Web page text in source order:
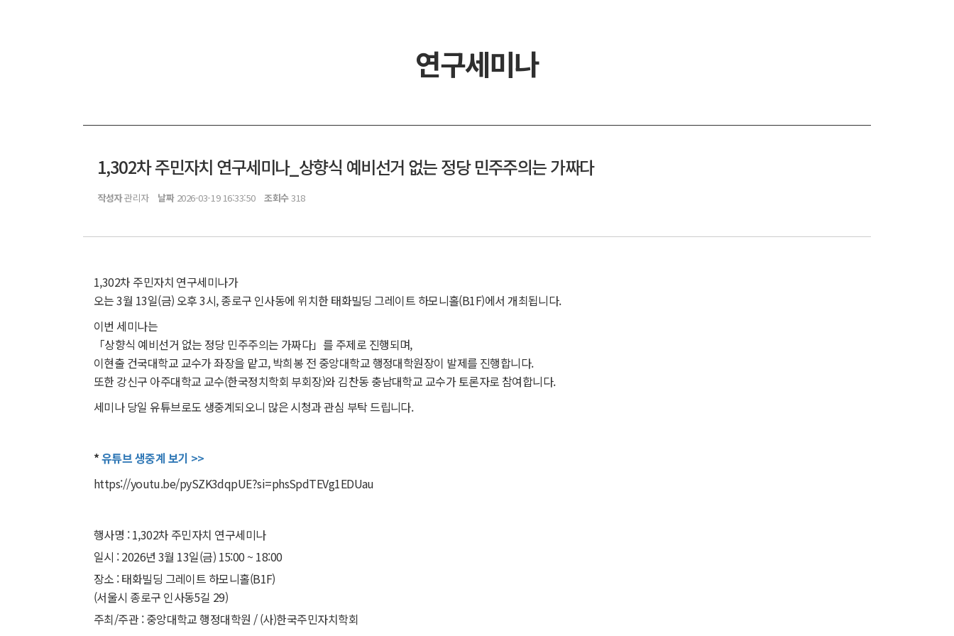
연구세미나
1,302차 주민자치 연구세미나_상향식 예비선거 없는 정당 민주주의는 가짜다
작성자관리자 날짜2026-03-19 16:33:50 조회수318
1,302차 주민자치 연구세미나가
오는 3월 13일(금) 오후 3시, 종로구 인사동에 위치한 태화빌딩 그레이트 하모니홀(B1F)에서 개최됩니다.
이번 세미나는
「상향식 예비선거 없는 정당 민주주의는 가짜다」를 주제로 진행되며,
이현출 건국대학교 교수가 좌장을 맡고, 박희봉 전 중앙대학교 행정대학원장이 발제를 진행합니다.
또한 강신구 아주대학교 교수(한국정치학회 부회장)와 김찬동 충남대학교 교수가 토론자로 참여합니다.
세미나 당일 유튜브로도 생중계되오니 많은 시청과 관심 부탁 드립니다.
*유튜브 생중계 보기 >>
https://youtu.be/pySZK3dqpUE?si=phsSpdTEVg1EDUau
행사명 : 1,302차 주민자치 연구세미나
일시 : 2026년 3월 13일(금) 15:00 ~ 18:00
장소 : 태화빌딩 그레이트 하모니홀(B1F)
(서울시 종로구 인사동5길 29)
주최/주관 : 중앙대학교 행정대학원 / (사)한국주민자치학회